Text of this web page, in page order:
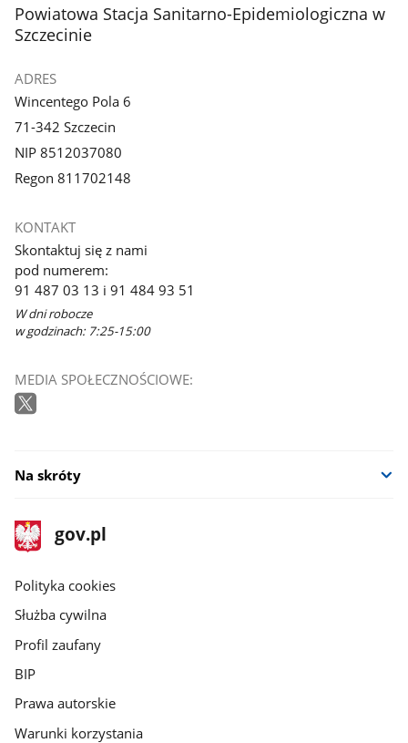
stopka
Powiatowa Stacja Sanitarno-Epidemiologiczna w
Szczecinie
ADRES
Wincentego Pola 6
71-342 Szczecin
NIP 8512037080
Regon 811702148
KONTAKT
Skontaktuj się z nami
pod numerem:
91 487 03 13 i 91 484 93 51
W dni robocze
w godzinach: 7:25-15:00
MEDIA SPOŁECZNOŚCIOWE:
Na skróty
stopka
gov.pl
Strona
gov.pl
gov.pl
Polityka cookies
Służba cywilna
Profil zaufany
BIP
Prawa autorskie
Warunki korzystania